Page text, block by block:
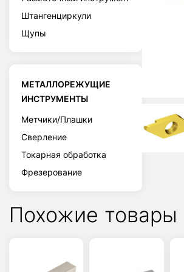
Штангенциркули
Щупы
МЕТАЛЛОРЕЖУЩИЕ
ИНСТРУМЕНТЫ
Метчики/Плашки
Сверление
Токарная обработка
Фрезерование
Похожие товары